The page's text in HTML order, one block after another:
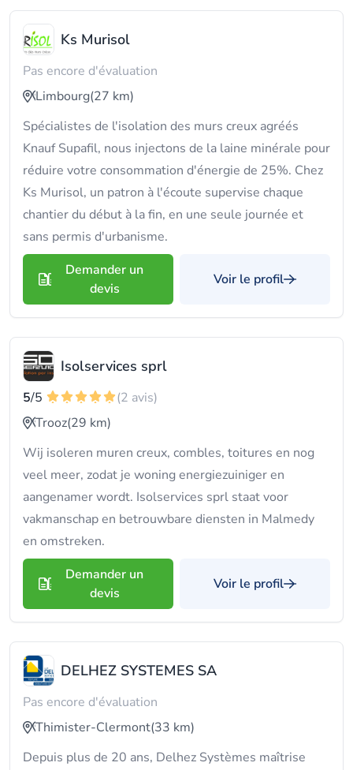
Ks Murisol
Pas encore d'évaluation
Limbourg(27 km)
Spécialistes de l'isolation des murs creux agréés
Knauf Supafil, nous injectons de la laine minérale pour
réduire votre consommation d'énergie de 25%. Chez
Ks Murisol, un patron à l'écoute supervise chaque
chantier du début à la fin, en une seule journée et
sans permis d'urbanisme.
Demander un
devis
Voir le profil
Isolservices sprl
5/5
(2 avis)
Trooz(29 km)
Wij isoleren muren creux, combles, toitures en nog
veel meer, zodat je woning energiezuiniger en
aangenamer wordt. Isolservices sprl staat voor
vakmanschap en betrouwbare diensten in Malmedy
en omstreken.
Demander un
devis
Voir le profil
DELHEZ SYSTEMES SA
Pas encore d'évaluation
Thimister-Clermont(33 km)
Depuis plus de 20 ans, Delhez Systèmes maîtrise